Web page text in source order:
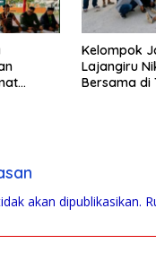
Kelompok
Lajangiru
Bersama di
akan dipublikasikan.